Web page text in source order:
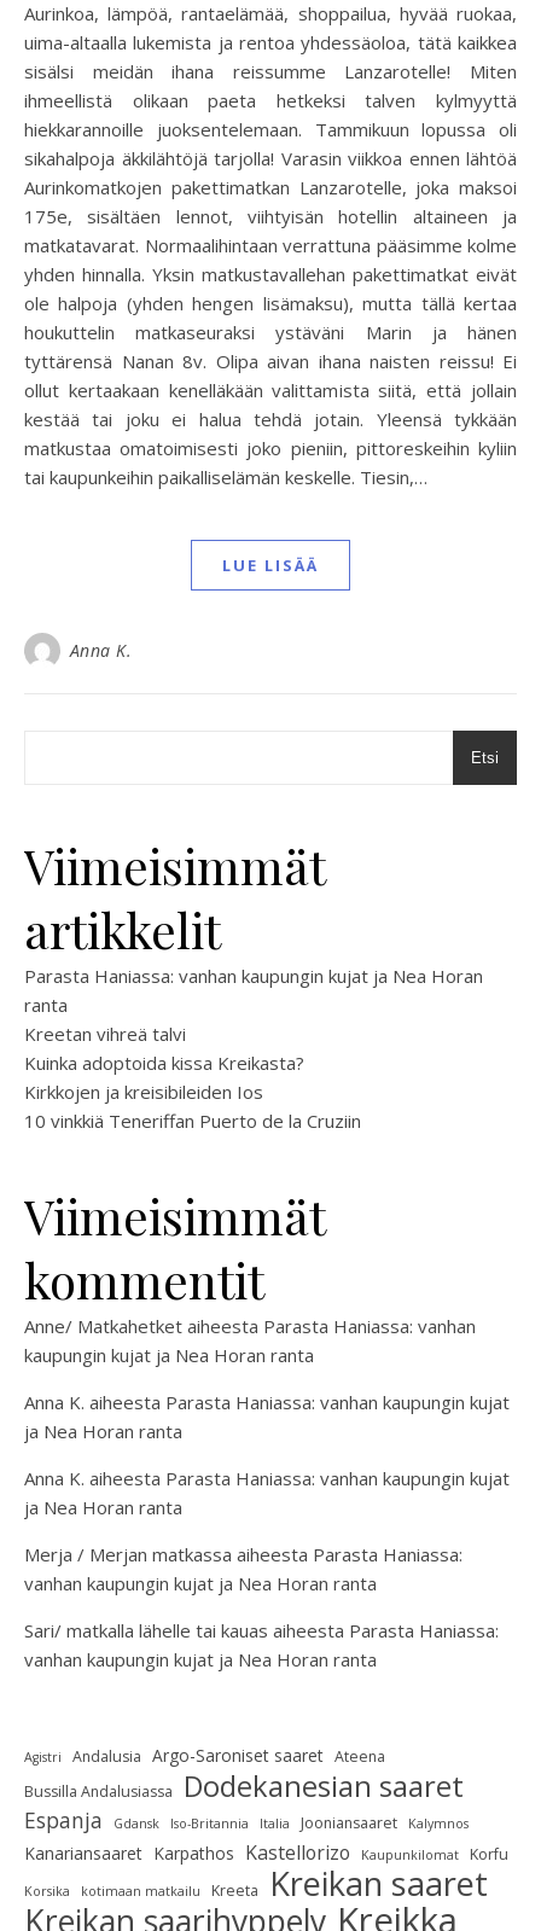
Aurinkoa, lämpöä, rantaelämää, shoppailua, hyvää ruokaa,
uima-altaalla lukemista ja rentoa yhdessäoloa, tätä kaikkea
sisälsi meidän ihana reissumme Lanzarotelle! Miten
ihmeellistä olikaan paeta hetkeksi talven kylmyyttä
hiekkarannoille juoksentelemaan. Tammikuun lopussa oli
sikahalpoja äkkilähtöjä tarjolla! Varasin viikkoa ennen lähtöä
Aurinkomatkojen pakettimatkan Lanzarotelle, joka maksoi
175e, sisältäen lennot, viihtyisän hotellin altaineen ja
matkatavarat. Normaalihintaan verrattuna pääsimme kolme
yhden hinnalla. Yksin matkustavallehan pakettimatkat eivät
ole halpoja (yhden hengen lisämaksu), mutta tällä kertaa
houkuttelin matkaseuraksi ystäväni Marin ja hänen
tyttärensä Nanan 8v. Olipa aivan ihana naisten reissu! Ei
ollut kertaakaan kenelläkään valittamista siitä, että jollain
kestää tai joku ei halua tehdä jotain. Yleensä tykkään
matkustaa omatoimisesti joko pieniin, pittoreskeihin kyliin
tai kaupunkeihin paikalliselämän keskelle. Tiesin,…
LUE LISÄÄ
Anna K.
Etsi
Viimeisimmät
artikkelit
Parasta Haniassa: vanhan kaupungin kujat ja Nea Horan
ranta
Kreetan vihreä talvi
Kuinka adoptoida kissa Kreikasta?
Kirkkojen ja kreisibileiden Ios
10 vinkkiä Teneriffan Puerto de la Cruziin
Viimeisimmät
kommentit
Anne/ Matkahetket aiheesta Parasta Haniassa: vanhan
kaupungin kujat ja Nea Horan ranta
Anna K. aiheesta Parasta Haniassa: vanhan kaupungin kujat
ja Nea Horan ranta
Anna K. aiheesta Parasta Haniassa: vanhan kaupungin kujat
ja Nea Horan ranta
Merja / Merjan matkassa aiheesta Parasta Haniassa:
vanhan kaupungin kujat ja Nea Horan ranta
Sari/ matkalla lähelle tai kauas aiheesta Parasta Haniassa:
vanhan kaupungin kujat ja Nea Horan ranta
Agistri Andalusia Argo-Saroniset saaret Ateena
Bussilla Andalusiassa
Dodekanesian saaret
Espanja Gdansk Iso-Britannia Italia Jooniansaaret Kalymnos
Kanariansaaret Karpathos Kastellorizo Kaupunkilomat Korfu
Korsika kotimaan matkailu Kreeta Kreikan saaret
Kreikan saarihyppely Kreikka